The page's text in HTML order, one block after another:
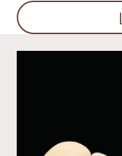
Tiedostot